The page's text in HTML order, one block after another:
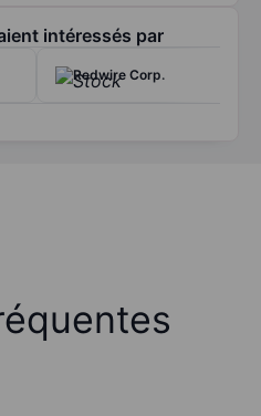
intéressés par
Redwire Corp.